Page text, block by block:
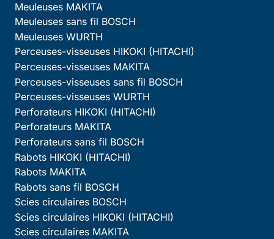
Meuleuses MAKITA
Meuleuses sans fil BOSCH
Meuleuses WURTH
Perceuses-visseuses HIKOKI (HITACHI)
Perceuses-visseuses MAKITA
Perceuses-visseuses sans fil BOSCH
Perceuses-visseuses WURTH
Perforateurs HIKOKI (HITACHI)
Perforateurs MAKITA
Perforateurs sans fil BOSCH
Rabots HIKOKI (HITACHI)
Rabots MAKITA
Rabots sans fil BOSCH
Scies circulaires BOSCH
Scies circulaires HIKOKI (HITACHI)
Scies circulaires MAKITA